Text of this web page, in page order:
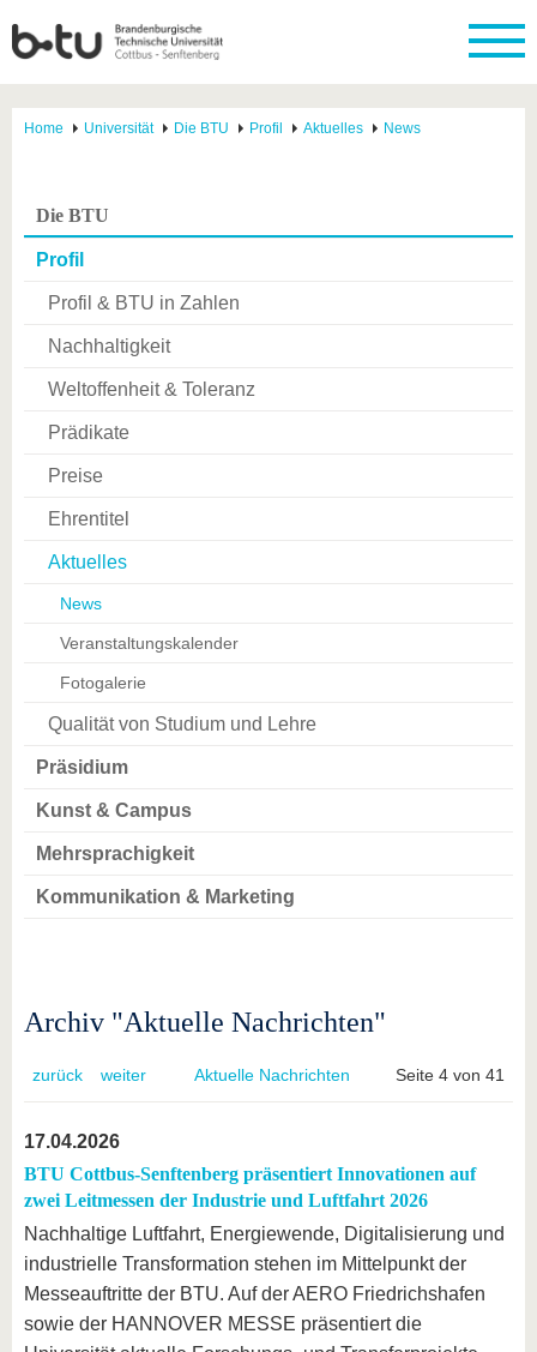
Home Universität Die BTU Profil Aktuelles News
Die BTU
Profil
Profil & BTU in Zahlen
Nachhaltigkeit
Weltoffenheit & Toleranz
Prädikate
Preise
Ehrentitel
Aktuelles
News
Veranstaltungskalender
Fotogalerie
Qualität von Studium und Lehre
Präsidium
Kunst & Campus
Mehrsprachigkeit
Kommunikation & Marketing
Archiv "Aktuelle Nachrichten"
zurück weiter Aktuelle Nachrichten Seite 4 von 41
17.04.2026
BTU Cottbus-Senftenberg präsentiert Innovationen auf
zwei Leitmessen der Industrie und Luftfahrt 2026
Nachhaltige Luftfahrt, Energiewende, Digitalisierung und
industrielle Transformation stehen im Mittelpunkt der
Messeauftritte der BTU. Auf der AERO Friedrichshafen
sowie der HANNOVER MESSE präsentiert die